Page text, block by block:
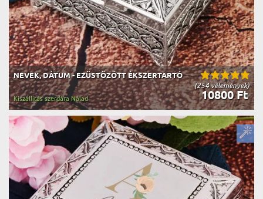
(254 vélemények)
NEVEK, DÁTUM - EZÜSTÖZÖTT ÉKSZERTARTÓ
10800 Ft
Kiszállítás szerdára Nálad